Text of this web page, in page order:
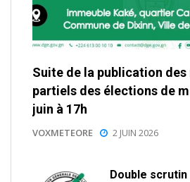
Suite de la publication
partiels des élections de
juin à 17h
VOXMETEORE 2 JUIN 2026
Double scrutin